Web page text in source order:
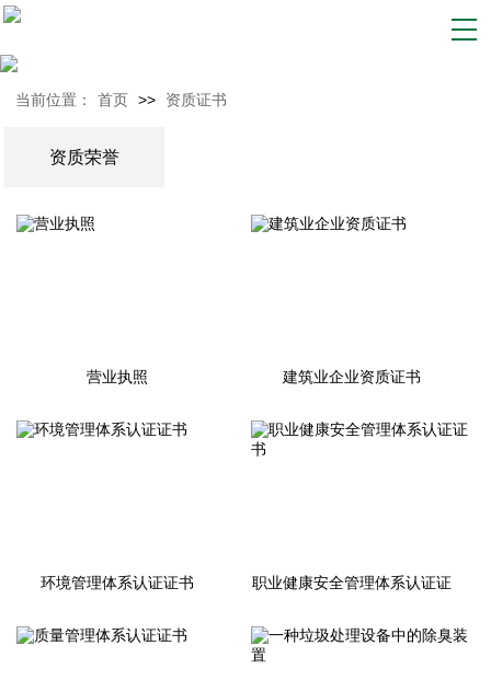
当前位置： 首页 >> 资质证书
资质荣誉
营业执照 建筑业企业资质证书
环境管理体系认证证书 职业健康安全管理体系认证证
书